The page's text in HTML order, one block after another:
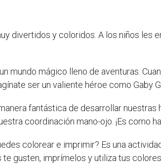
divertidos y coloridos. A los niños les
mundo mágico lleno de aventuras.
ser un valiente héroe como Gaby
fantástica de desarrollar
coordinación mano-ojo. ¡Es como
colorear e imprimir? Es una
gusten, imprímelos y utiliza tus